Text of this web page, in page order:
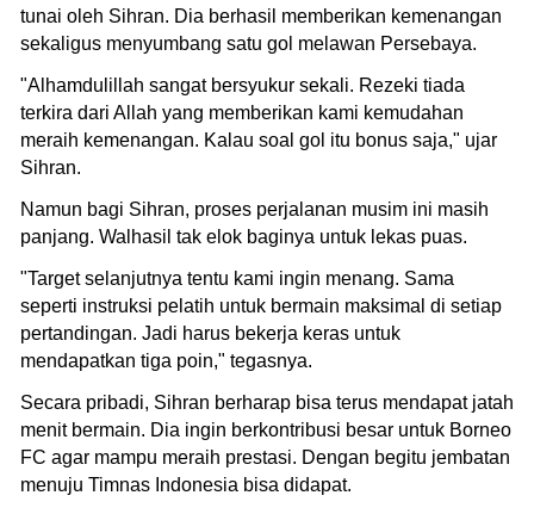
tunai oleh Sihran. Dia berhasil memberikan kemenangan
sekaligus menyumbang satu gol melawan Persebaya.
"Alhamdulillah sangat bersyukur sekali. Rezeki tiada
terkira dari Allah yang memberikan kami kemudahan
meraih kemenangan. Kalau soal gol itu bonus saja," ujar
Sihran.
Namun bagi Sihran, proses perjalanan musim ini masih
panjang. Walhasil tak elok baginya untuk lekas puas.
"Target selanjutnya tentu kami ingin menang. Sama
seperti instruksi pelatih untuk bermain maksimal di setiap
pertandingan. Jadi harus bekerja keras untuk
mendapatkan tiga poin," tegasnya.
Secara pribadi, Sihran berharap bisa terus mendapat jatah
menit bermain. Dia ingin berkontribusi besar untuk Borneo
FC agar mampu meraih prestasi. Dengan begitu jembatan
menuju Timnas Indonesia bisa didapat.